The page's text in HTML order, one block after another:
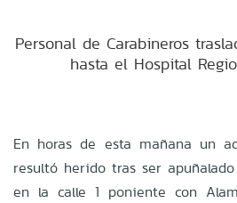
Personal de Carabineros
hasta el Hospital
En horas de esta mañana un
resultó herido tras ser
en la calle 1 poniente con